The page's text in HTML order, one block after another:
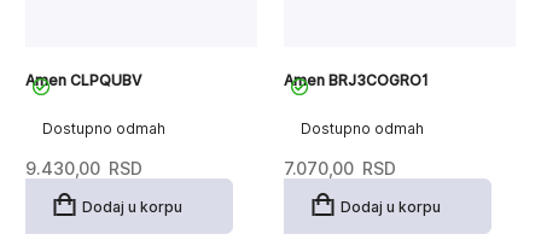
Dostupno odmah
Amen CLPQUBV
9.430,00 RSD
Dodaj u korpu
Dostupno odmah
Amen BRJ3COGRO1
7.070,00 RSD
Dodaj u korpu